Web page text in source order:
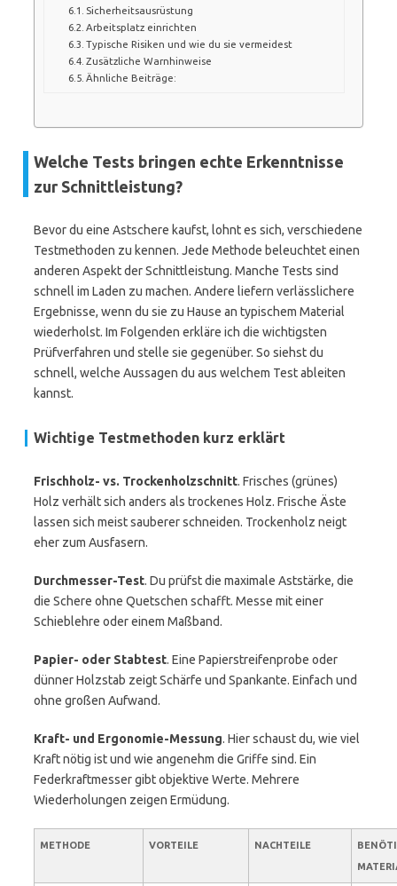
Sicherheitsausrüstung
Arbeitsplatz einrichten
Typische Risiken und wie du sie vermeidest
Zusätzliche Warnhinweise
Ähnliche Beiträge:
Welche Tests bringen echte Erkenntnisse
zur Schnittleistung?
Bevor du eine Astschere kaufst, lohnt es sich, verschiedene
Testmethoden zu kennen. Jede Methode beleuchtet einen
anderen Aspekt der Schnittleistung. Manche Tests sind
schnell im Laden zu machen. Andere liefern verlässlichere
Ergebnisse, wenn du sie zu Hause an typischem Material
wiederholst. Im Folgenden erkläre ich die wichtigsten
Prüfverfahren und stelle sie gegenüber. So siehst du
schnell, welche Aussagen du aus welchem Test ableiten
kannst.
Wichtige Testmethoden kurz erklärt
Frischholz- vs. Trockenholzschnitt. Frisches (grünes)
Holz verhält sich anders als trockenes Holz. Frische Äste
lassen sich meist sauberer schneiden. Trockenholz neigt
eher zum Ausfasern.
Durchmesser-Test. Du prüfst die maximale Aststärke, die
die Schere ohne Quetschen schafft. Messe mit einer
Schieblehre oder einem Maßband.
Papier- oder Stabtest. Eine Papierstreifenprobe oder
dünner Holzstab zeigt Schärfe und Spankante. Einfach und
ohne großen Aufwand.
Kraft- und Ergonomie-Messung. Hier schaust du, wie viel
Kraft nötig ist und wie angenehm die Griffe sind. Ein
Federkraftmesser gibt objektive Werte. Mehrere
Wiederholungen zeigen Ermüdung.
METHODE VORTEILE NACHTEILE